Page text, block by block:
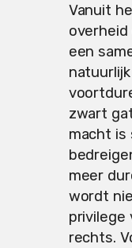
Vanuit
overheid
een
zwart
macht is
meer
wordt
privilege
rechts.